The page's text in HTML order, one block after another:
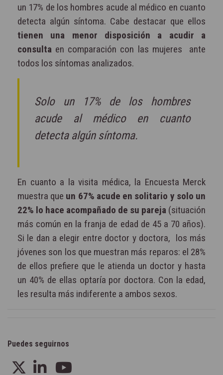
un 17% de los hombres acude al médico en cuanto
detecta algún síntoma. Cabe destacar que ellos
tienen una menor disposición a acudir a
consulta en comparación con las mujeres
ante
todos los síntomas analizados.
Solo un 17% de los hombres
acude al médico en cuanto
detecta algún síntoma.
En cuanto a la visita médica, la Encuesta Merck
muestra que un 67% acude en solitario y solo un
22% lo hace acompañado de su pareja (situación
más común en la franja de edad de 45 a 70 años).
Si le dan a elegir entre doctor y doctora, los más
jóvenes son los que muestran más reparos: el 28%
de ellos prefiere que le atienda un doctor y hasta
un 40% de ellas optaría por doctora. Con la edad,
les resulta más indiferente a ambos sexos.
Puedes seguirnos